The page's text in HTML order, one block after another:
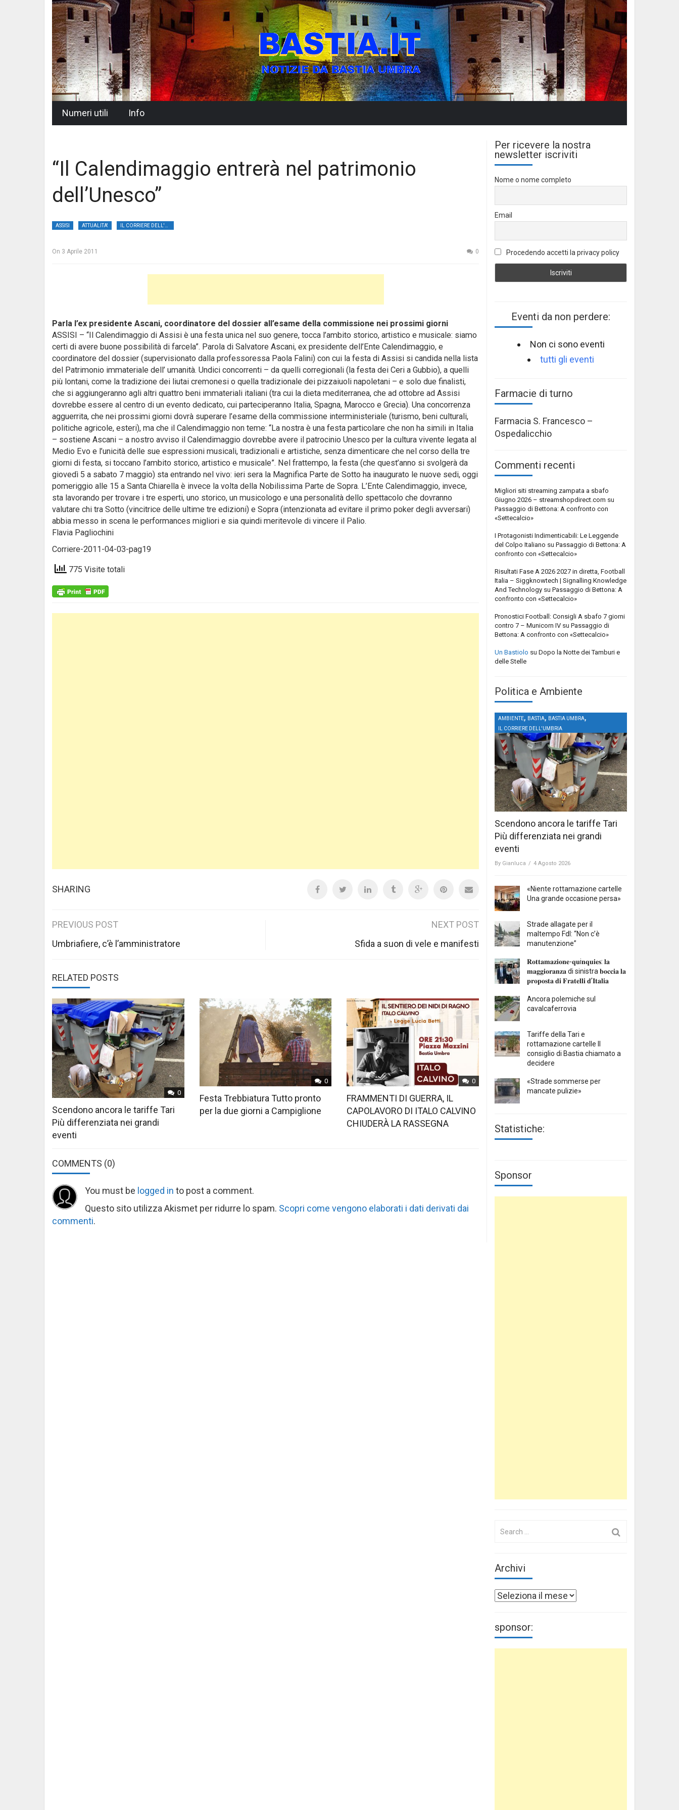
Numeri utili Info
“Il Calendimaggio entrerà nel patrimonio
dell’Unesco”
ASSISI ATTUALITA'
On 3 Aprile 2011 0
Parla l’ex presidente Ascani, coordinatore del dossier all’esame della commissione nei prossimi giorni
ASSISI – “Il Calendimaggio di Assisi è una festa unica nel suo genere, tocca l’ambito storico, artistico e musicale: siamo
certi di avere buone possibilità di farcela”. Parola di Salvatore Ascani, ex presidente dell’Ente Calendimaggio, e
coordinatore del dossier (supervisionato dalla professoressa Paola Falini) con cui la festa di Assisi si candida nella lista
del Patrimonio immateriale dell’ umanità. Undici concorrenti – da quelli corregionali (la festa dei Ceri a Gubbio), a quelli
più lontani, come la tradizione dei liutai cremonesi o quella tradizionale dei pizzaiuoli napoletani – e solo due finalisti,
che si aggiungeranno agli altri quattro beni immateriali italiani (tra cui la dieta mediterranea, che ad ottobre ad Assisi
dovrebbe essere al centro di un evento dedicato, cui parteciperanno Italia, Spagna, Marocco e Grecia). Una concorrenza
agguerrita, che nei prossimi giorni dovrà superare l’esame della commissione interministeriale (turismo, beni culturali,
politiche agricole, esteri), ma che il Calendimaggio non teme: “La nostra è una festa particolare che non ha simili in Italia
– sostiene Ascani – a nostro avviso il Calendimaggio dovrebbe avere il patrocinio Unesco per la cultura vivente legata al
Medio Evo e l’unicità delle sue espressioni musicali, tradizionali e artistiche, senza dimenticare che nel corso della tre
giorni di festa, si toccano l’ambito storico, artistico e musicale”. Nel frattempo, la festa (che quest’anno si svolgerà da
giovedì 5 a sabato 7 maggio) sta entrando nel vivo: ieri sera la Magnifica Parte de Sotto ha inaugurato le nuove sedi, oggi
pomeriggio alle 15 a Santa Chiarella è invece la volta della Nobilissima Parte de Sopra. L’Ente Calendimaggio, invece,
sta lavorando per trovare i tre esperti, uno storico, un musicologo e una personalità dello spettacolo che dovranno
valutare chi tra Sotto (vincitrice delle ultime tre edizioni) e Sopra (intenzionata ad evitare il primo poker degli avversari)
abbia messo in scena le performances migliori e sia quindi meritevole di vincere il Palio.
Flavia Pagliochini
Corriere-2011-04-03-pag19
775 Visite totali
SHARING
Post
navigation
PREVIOUS POST
Umbriafiere, c’è l’amministratore
NEXT POST
Sfida a suon di vele e manifesti
RELATED POSTS
0
Scendono ancora le tariffe Tari
Più differenziata nei grandi
eventi
0
Festa Trebbiatura Tutto pronto
per la due giorni a Campiglione
0
FRAMMENTI DI GUERRA, IL
CAPOLAVORO DI ITALO CALVINO
CHIUDERÀ LA RASSEGNA
COMMENTS (0)
You must be logged in to post a comment.
Questo sito utilizza Akismet per ridurre lo spam. Scopri come vengono elaborati i dati derivati dai
commenti.
Per ricevere la nostra
newsletter iscriviti
Nome o nome completo
Email
Procedendo accetti la privacy policy
Eventi da non perdere:
Non ci sono eventi
tutti gli eventi
Farmacie di turno
Farmacia S. Francesco –
Ospedalicchio
Commenti recenti
Migliori siti streaming zampata a sbafo
Giugno 2026 – streamshopdirect.com su
Passaggio di Bettona: A confronto con
«Settecalcio»
I Protagonisti Indimenticabili: Le Leggende
del Colpo Italiano su Passaggio di Bettona: A
confronto con «Settecalcio»
Risultati Fase A 2026 2027 in diretta, Football
Italia – Siggknowtech | Signalling Knowledge
And Technology su Passaggio di Bettona: A
confronto con «Settecalcio»
Pronostici Football: Consigli A sbafo 7 giorni
contro 7 – Municorn IV su Passaggio di
Bettona: A confronto con «Settecalcio»
Un Bastiolo su Dopo la Notte dei Tamburi e
delle Stelle
Politica e Ambiente
AMBIENTE, BASTIA, BASTIA UMBRA,
IL CORRIERE DELL'UMBRIA
Scendono ancora le tariffe Tari
Più differenziata nei grandi
eventi
By Gianluca / 4 Agosto 2026
«Niente rottamazione cartelle
Una grande occasione persa»
Strade allagate per il
maltempo FdI: “Non c’è
manutenzione”
𝐑𝐨𝐭𝐭𝐚𝐦𝐚𝐳𝐢𝐨𝐧𝐞-𝐪𝐮i𝐧𝐪𝐮𝐢𝐞𝐬: 𝐥𝐚
𝐦𝐚𝐠𝐠𝐢𝐨𝐫𝐚𝐧𝐳𝐚 di sinistra 𝐛𝐨𝐜𝐜𝐢𝐚 𝐥𝐚
𝐩𝐫𝐨𝐩𝐨𝐬𝐭𝐚 𝐝𝐢 𝐅𝐫𝐚𝐭𝐞𝐥𝐥𝐢 𝐝’𝐈𝐭𝐚𝐥𝐢𝐚
Ancora polemiche sul
cavalcaferrovia
Tariffe della Tari e
rottamazione cartelle Il
consiglio di Bastia chiamato a
decidere
«Strade sommerse per
mancate pulizie»
Statistiche:
Sponsor
Search
Archivi
Archivi
sponsor: